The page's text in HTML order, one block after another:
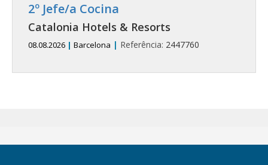
2º Jefe/a Cocina
Catalonia Hotels & Resorts
08.08.2026 | Barcelona | Referência: 2447760